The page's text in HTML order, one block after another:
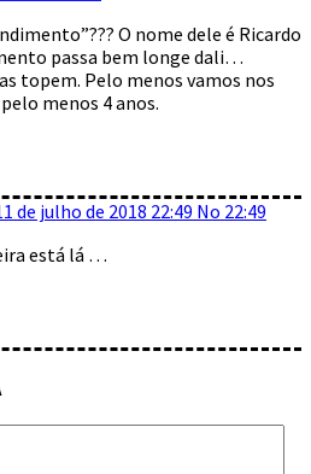
O nome dele é Ricardo
passa bem longe dali…
topem. Pelo menos vamos nos
menos 4 anos.
de julho de 2018 22:49 No 22:49
está lá …